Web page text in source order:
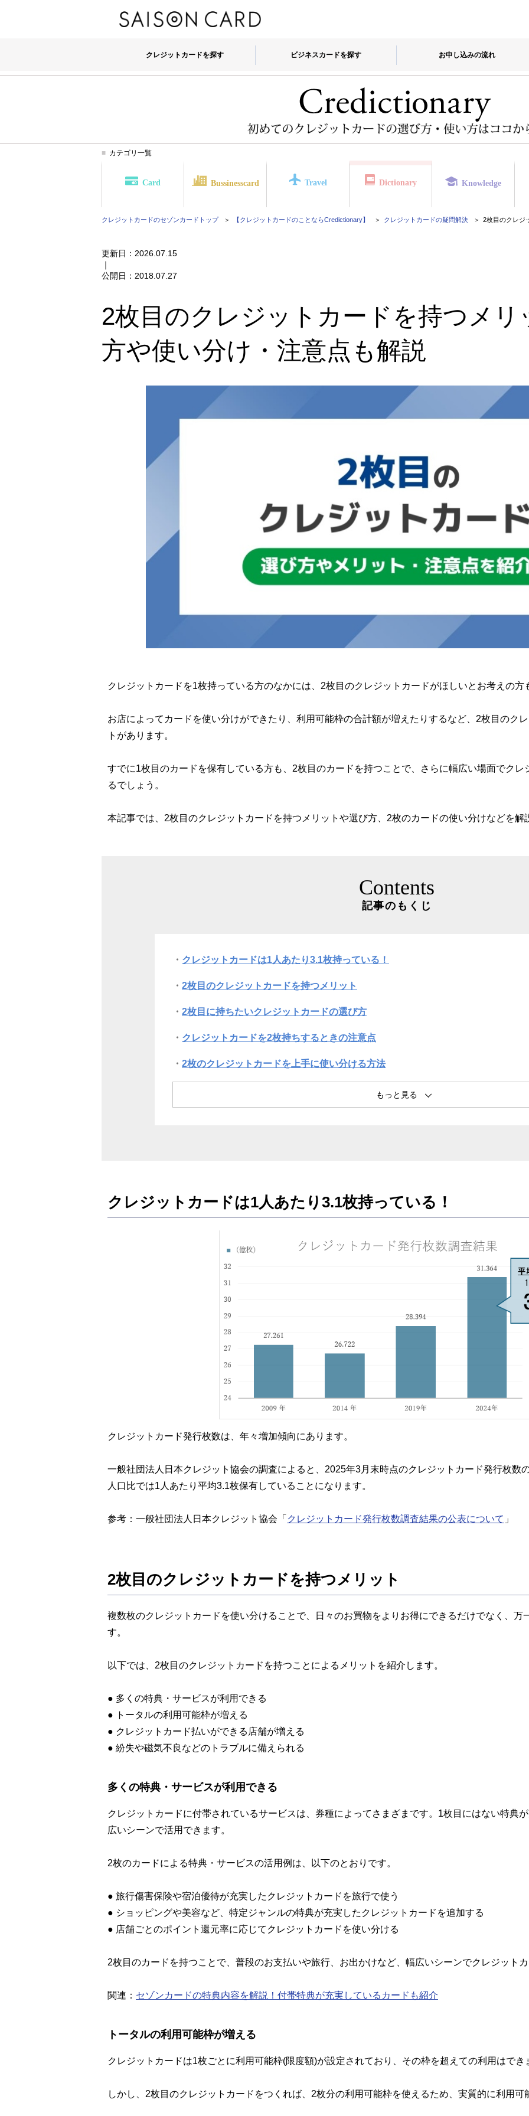
クレジットカードを探す ビジネスカードを探す お申し込みの流れ
カテゴリ一覧
Card Bussinesscard Travel Dictionary Knowledge
クレジットカードのセゾンカード トップ 【クレジットカードのことならCredictionary】 クレジットカードの疑問解決 2枚目のクレジ
更新日： 2026.07.15
｜
公開日： 2018.07.27
2枚目のクレジットカードを持つメリ
方や使い分け・注意点も解説
クレジットカードを1枚持っている方のなかには、2枚目のクレジットカードがほしいとお考えの方
お店によってカードを使い分けができたり、利用可能枠の合計額が増えたりするなど、2枚目のク
トがあります。
すでに1枚目のカードを保有している方も、2枚目のカードを持つことで、さらに幅広い場面でク
るでしょう。
本記事では、2枚目のクレジットカードを持つメリットや選び方、2枚のカードの使い分けなどを解
Contents
記事のもくじ
クレジットカードは1人あたり3.1枚持っている！
2枚目のクレジットカードを持つメリット
2枚目に持ちたいクレジットカードの選び方
クレジットカードを2枚持ちするときの注意点
2枚のクレジットカードを上手に使い分ける方法
2枚目のクレジットカードを発行するならセゾンカードがおすすめ
クレジットカードは1人あたり3.1枚持っている！
クレジットカード発行枚数は、年々増加傾向にあります。
一般社団法人日本クレジット協会の調査によると、2025年3月末時点のクレジットカード発行枚数
人口比では1人あたり平均3.1枚保有していることになります。
参考：一般社団法人日本クレジット協会「 クレジットカード発行枚数調査結果の公表について 」
2枚目のクレジットカードを持つメリット
複数枚のクレジットカードを使い分けることで、日々のお買物をよりお得にできるだけでなく、万
す。
以下では、2枚目のクレジットカードを持つことによるメリットを紹介します。
● 多くの特典・サービスが利用できる
● トータルの利用可能枠が増える
● クレジットカード払いができる店舗が増える
● 紛失や磁気不良などのトラブルに備えられる
多くの特典・サービスが利用できる
クレジットカードに付帯されているサービスは、券種によってさまざまです。1枚目にはない特典
広いシーンで活用できます。
2枚のカードによる特典・サービスの活用例は、以下のとおりです。
● 旅行傷害保険や宿泊優待が充実したクレジットカードを旅行で使う
● ショッピングや美容など、特定ジャンルの特典が充実したクレジットカードを追加する
● 店舗ごとのポイント還元率に応じてクレジットカードを使い分ける
2枚目のカードを持つことで、普段のお支払いや旅行、お出かけなど、幅広いシーンでクレジット
関連： セゾンカードの特典内容を解説！付帯特典が充実しているカードも紹介
トータルの利用可能枠が増える
クレジットカードは1枚ごとに利用可能枠(限度額)が設定されており、その枠を超えての利用はでき
しかし、2枚目のクレジットカードをつくれば、2枚分の利用可能枠を使えるため、実質的に利用可